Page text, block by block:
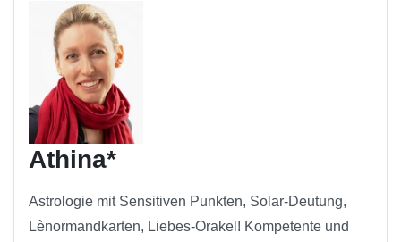
Athina*
Astrologie mit Sensitiven Punkten, Solar-Deutung,
Lènormandkarten, Liebes-Orakel! Kompetente und